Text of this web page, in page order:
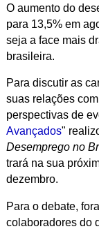
O aumento do
para 13,5% em
seja a face mais
brasileira.
Para discutir as
suas relações
perspectivas de
Avançados"
Desemprego no
trará na sua
dezembro.
Para o debate,
colaboradores do